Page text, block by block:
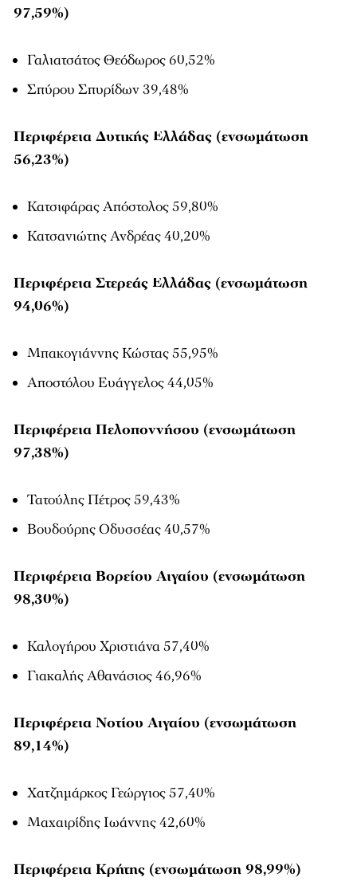
97,59%)
Γαλιατσάτος Θεόδωρος 60,52%
Σπύρου Σπυρίδων 39,48%
Περιφέρεια Δυτικής Ελλάδας (ενσωμάτωση
56,23%)
Κατσιφάρας Απόστολος 59,80%
Κατσανιώτης Ανδρέας 40,20%
Περιφέρεια Στερεάς Ελλάδας (ενσωμάτωση
94,06%)
Μπακογιάννης Κώστας 55,95%
Αποστόλου Ευάγγελος 44,05%
Περιφέρεια Πελοποννήσου (ενσωμάτωση
97,38%)
Τατούλης Πέτρος 59,43%
Βουδούρης Οδυσσέας 40,57%
Περιφέρεια Βορείου Αιγαίου (ενσωμάτωση
98,30%)
Καλογήρου Χριστιάνα 57,40%
Γιακαλής Αθανάσιος 46,96%
Περιφέρεια Νοτίου Αιγαίου (ενσωμάτωση
89,14%)
Χατζημάρκος Γεώργιος 57,40%
Μαχαιρίδης Ιωάννης 42,60%
Περιφέρεια Κρήτης (ενσωμάτωση 98,99%)